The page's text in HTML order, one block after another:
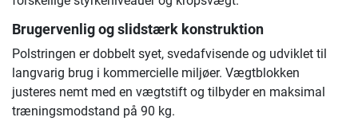
Brugervenlig og slidstærk konstruktion
Polstringen er dobbelt syet, svedafvisende og udviklet til
langvarig brug i kommercielle miljøer. Vægtblokken
justeres nemt med en vægtstift og tilbyder en maksimal
træningsmodstand på 90 kg.